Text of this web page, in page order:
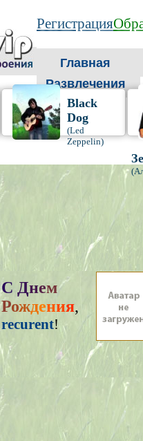
Регистрация
Главная
Развлечения
Black
Dog
(Led
Zeppelin)
С Днем
Рождения,
recurent!